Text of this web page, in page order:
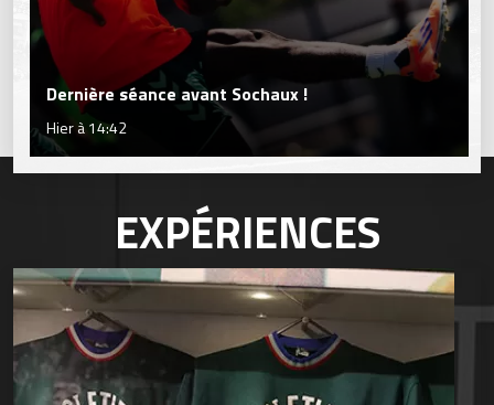
Dernière séance avant Sochaux !
Hier à 14:42
EXPÉRIENCES